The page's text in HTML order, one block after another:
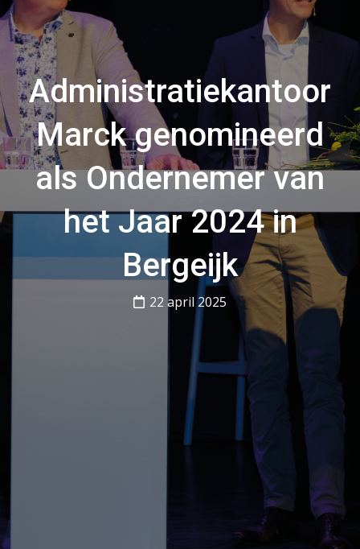
Administratiekantoor
Marck genomineerd
als Ondernemer van
het Jaar 2024 in
Bergeijk
22 april 2025